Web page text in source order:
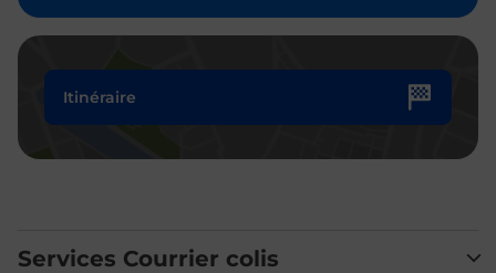
Itinéraire
Services Courrier colis